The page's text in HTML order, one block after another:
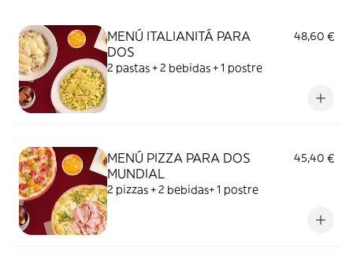
MENÚ ITALIANITÁ PARA
DOS
48,60 €
2 pastas + 2 bebidas + 1 postre
MENÚ PIZZA PARA DOS
MUNDIAL
45,40 €
2 pizzas + 2 bebidas+ 1 postre